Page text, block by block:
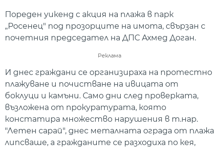
Пореден уикенд с акция на плажа в парк
„Росенец" под прозорците на имота, свързан с
почетния председател на ДПС Ахмед Доган.
Реклама
И днес граждани се организираха на протестно
плажуване и почистване на ивицата от
боклуци и камъни. Само дни след проверката,
възложена от прокуратурата, която
констатира множество нарушения в т.нар.
"Летен сарай", днес металната ограда от плажа
липсваше, а гражданите се разходиха по кея,